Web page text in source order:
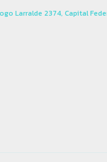
Larralde 2374, Capital